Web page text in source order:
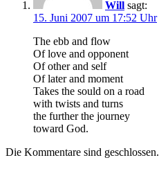
Will sagt:
15. Juni 2007 um 17:52 Uhr
The ebb and flow
Of love and opponent
Of other and self
Of later and moment
Takes the sould on a road
with twists and turns
the further the journey
toward God.
Die Kommentare sind geschlossen.